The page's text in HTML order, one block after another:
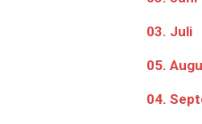
03.
05.
04.